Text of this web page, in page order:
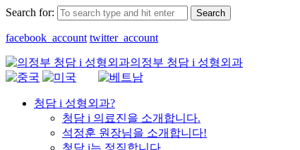
Search for:
facebook_account twitter_account
의정부 청담 i 성형외과
청담 i 성형외과?
청담 i 의료진을 소개합니다.
석정훈 원장님을 소개합니다!
청담 i는 정직합니다.